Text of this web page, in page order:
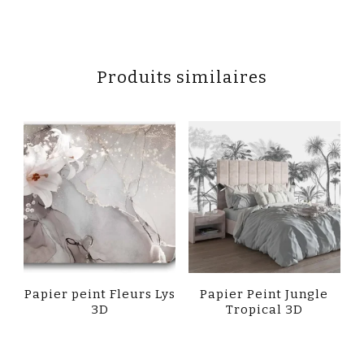
Produits similaires
Papier peint Fleurs Lys
3D
Papier Peint Jungle
Tropical 3D